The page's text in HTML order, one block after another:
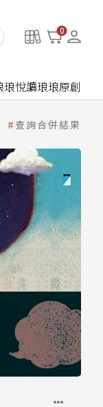
0
琅悅讀琅琅原創
查詢合併結果